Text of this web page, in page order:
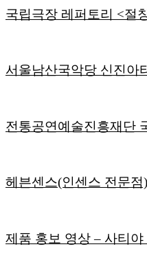
국립극장 레퍼토리 <절
서울남산국악당 신진아
전통공연예술진흥재단
헤븐센스(인센스 전문
제품 홍보 영상 – 사티